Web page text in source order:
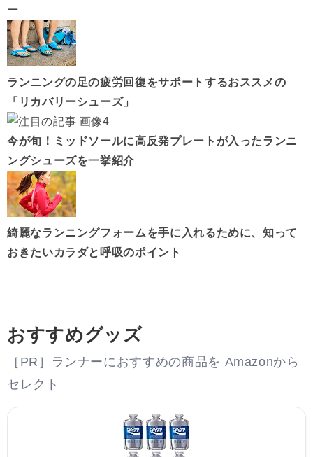
ー
ランニングの足の疲労回復をサポートするおススメの
「リカバリーシューズ」
今が旬！ミッドソールに高反発プレートが入ったランニ
ングシューズを一挙紹介
綺麗なランニングフォームを手に入れるために、知って
おきたいカラダと呼吸のポイント
おすすめグッズ
［PR］ランナーにおすすめの商品を Amazonから
セレクト